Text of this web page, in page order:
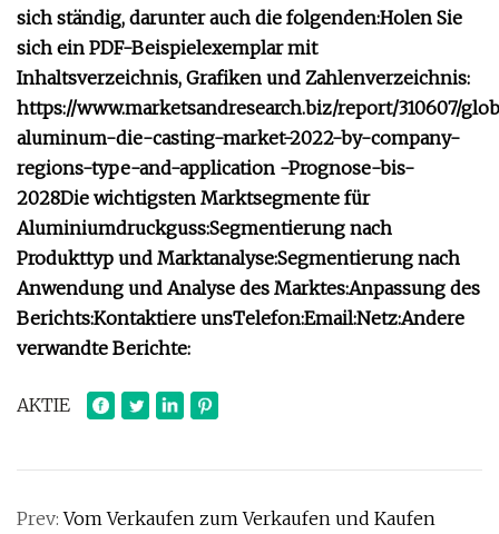
sich ständig, darunter auch die folgenden:Holen Sie
sich ein PDF-Beispielexemplar mit
Inhaltsverzeichnis, Grafiken und Zahlenverzeichnis:
https://www.marketsandresearch.biz/report/310607/
aluminum-die-casting-market-2022-by-company-
regions-type-and-application -Prognose-bis-
2028Die wichtigsten Marktsegmente für
Aluminiumdruckguss:Segmentierung nach
Produkttyp und Marktanalyse:Segmentierung nach
Anwendung und Analyse des Marktes:Anpassung des
Berichts:Kontaktiere unsTelefon:Email:Netz:Andere
verwandte Berichte:
AKTIE
Prev:Vom Verkaufen zum Verkaufen und Kaufen